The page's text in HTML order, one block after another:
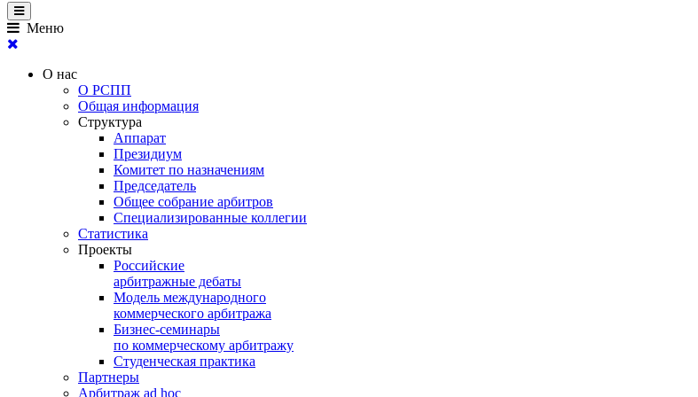
Меню
О нас
О РСПП
Общая информация
Структура
Аппарат
Президиум
Комитет по назначениям
Председатель
Общее собрание арбитров
Специализированные коллегии
Статистика
Проекты
Российские
арбитражные дебаты
Модель международного
коммерческого арбитража
Бизнес-семинары
по коммерческому арбитражу
Студенческая практика
Партнеры
Арбитраж ad hoc